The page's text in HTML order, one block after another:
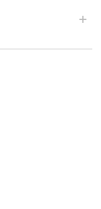
ボタンアクセント ポロシャツ / Button Accent Polo Shirt